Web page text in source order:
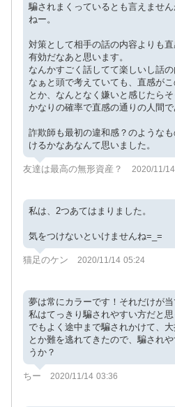
騙されまくっているとも言えませ
ねー。
対策として相手の話の内容よりも
有効だなあと思います。
なんかすごく話してて楽しいし話
なぁと頭で考えていても、直感が
とか、なんとなく嫌いと感じたら
かなりの確率で直感の通りの人間で
詐欺師も最初の違和感？のような
けるかなあなんて思いました。
友達は最高の無形資産？ 2020/11/
私は、2つあてはまりました。
気をつけないといけませんね=_=
猫足のケン 2020/11/14 05:24
夢は常にカラーです！それだけが当
私はてっきり騙されやすい方だと思
でもよく途中まで騙されかけて、
とか難を逃れてきたので、騙され
うか？
ちー 2020/11/14 03:36